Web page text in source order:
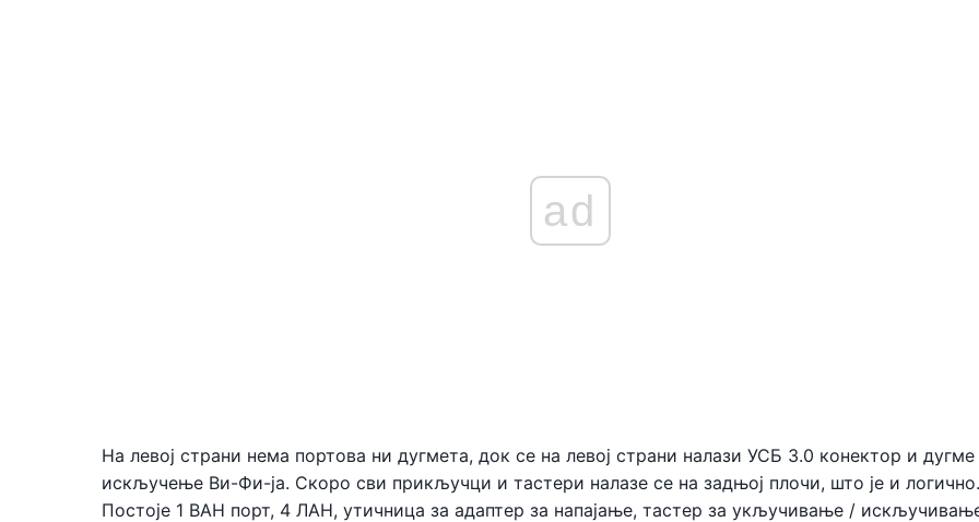
ad
На левој страни нема портова ни дугмета, док се на левој страни налази УСБ 3.0 конектор и дугме
искључење Ви-Фи-ја. Скоро сви прикључци и тастери налазе се на задњој плочи, што је и логично.
Постоје 1 ВАН порт, 4 ЛАН, утичница за адаптер за напајање, тастер за укључивање /